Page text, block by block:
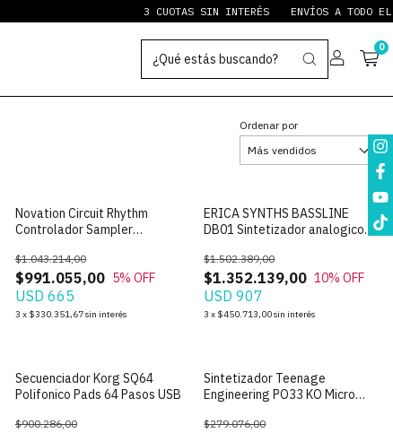
3 CUOTAS SIN INTERÉS ENVÍOS A TODO EL
0
Ordenar por
Novation Circuit Rhythm
Controlador Sampler
$991.055,00
$1.043.214,00
5% OFF
USD 665
3 x $330.351,67sin interés
ERICA SYNTHS BASSLINE
DB01 Sintetizador analogico
$1.352.139,00
$1.502.389,00
10% OFF
USD 907
3 x $450.713,00sin interés
Secuenciador Korg SQ64
Polifonico Pads 64 Pasos USB
$900.286,00
Sintetizador Teenage
Engineering PO33 KO Micro
$279.076,00